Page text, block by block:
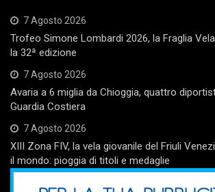
7 Agosto 2026
Trofeo Simone Lombardi 2026, la Fraglia
la 32ª edizione
7 Agosto 2026
Avaria a 6 miglia da Chioggia, quattro
Guardia Costiera
7 Agosto 2026
XIII Zona FIV, la vela giovanile del Friuli
il mondo: pioggia di titoli e medaglie